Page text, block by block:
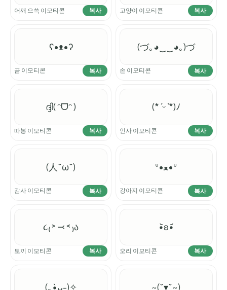
어깨 으쓱 이모티콘 복사 고양이 이모티콘 복사
ʕ•ᴥ•ʔ
곰 이모티콘 복사
(づ｡◕‿‿◕｡)づ
손 이모티콘 복사
ദ്ദി( ᵔᗜᵔ )
따봉 이모티콘 복사
(*ˊᵕˋ*)ﾉ
인사 이모티콘 복사
(人˘ω˘)
감사 이모티콘 복사
ᐡ•ﻌ•ᐡ
강아지 이모티콘 복사
૮₍ ˃ ⤙ ˂ ₎ა
토끼 이모티콘 복사
•᷅ʚ•᷄
오리 이모티콘 복사
(｡•̀ᴗ-)✧ ~(˘▾˘~)